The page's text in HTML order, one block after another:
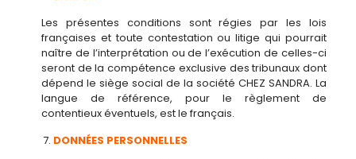
Les présentes conditions sont régies par les lois
françaises et toute contestation ou litige qui pourrait
naître de l’interprétation ou de l’exécution de celles-ci
seront de la compétence exclusive des tribunaux dont
dépend le siège social de la société CHEZ SANDRA. La
langue de référence, pour le règlement de
contentieux éventuels, est le français.
DONNÉES PERSONNELLES